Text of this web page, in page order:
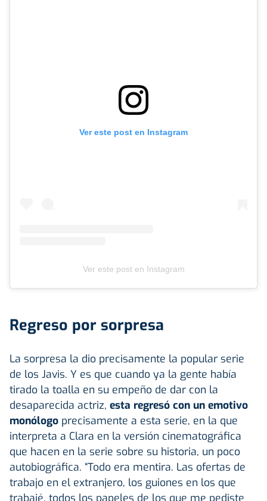
Ver este post en Instagram
Ver este post en Instagram
Regreso por sorpresa
La sorpresa la dio precisamente la popular serie
de los Javis. Y es que cuando ya la gente había
tirado la toalla en su empeño de dar con la
desaparecida actriz, esta regresó con un emotivo
monólogo precisamente a esta serie, en la que
interpreta a Clara en la versión cinematográfica
que hacen en la serie sobre su historia, un poco
autobiográfica. “Todo era mentira. Las ofertas de
trabajo en el extranjero, los guiones en los que
trabajé, todos los papeles de los que me pediste